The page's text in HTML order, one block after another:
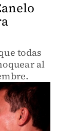
todas
al